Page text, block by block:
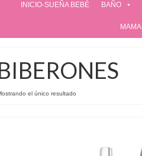
INICIO-SUEÑA BEBÉ BAÑO
MAMA
el único resultado